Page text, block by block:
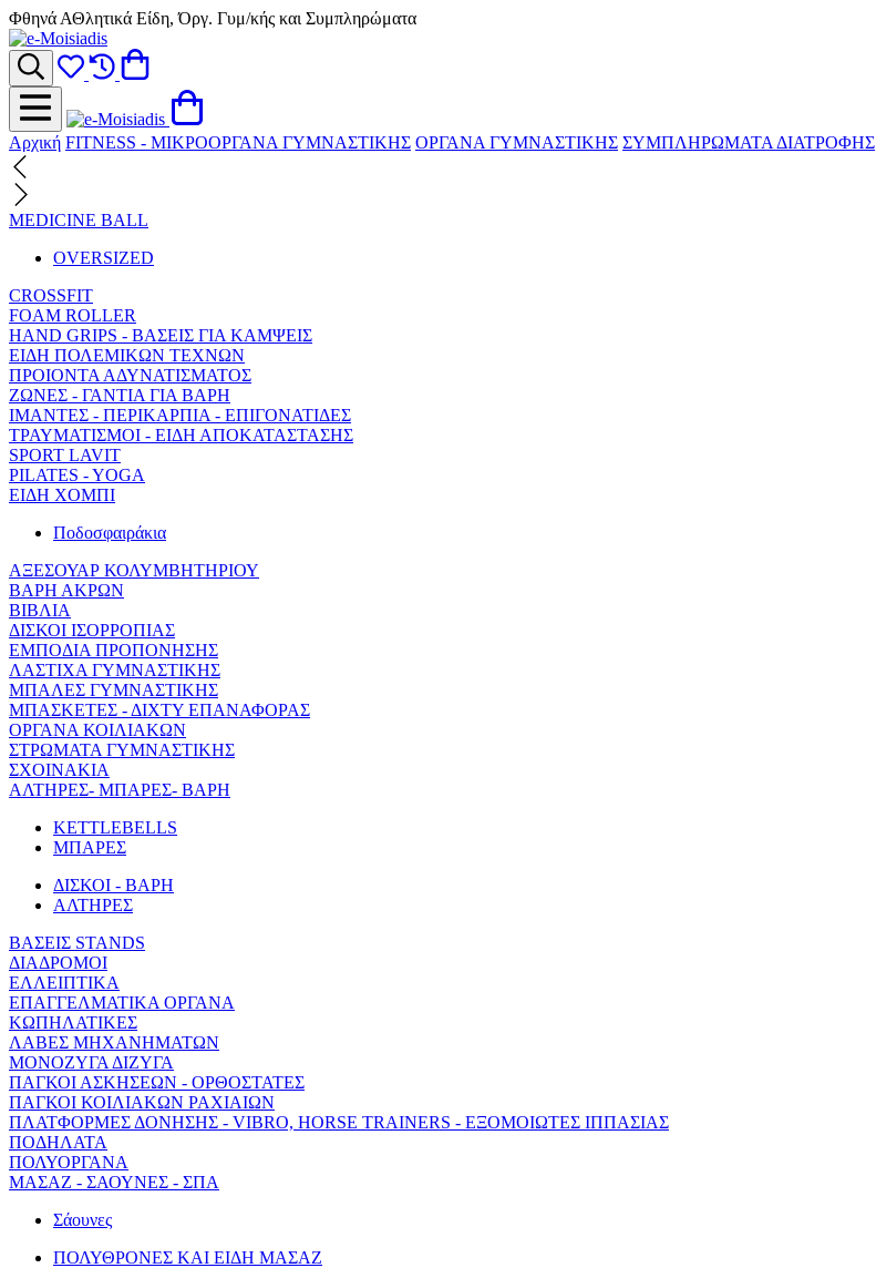
Φθηνά ΑΘλητικά Είδη, Όργ. Γυμ/κής και Συμπληρώματα
Αρχική FITNESS - ΜΙΚΡΟΟΡΓΑΝΑ ΓΥΜΝΑΣΤΙΚΗΣ ΟΡΓΑΝΑ ΓΥΜΝΑΣΤΙΚΗΣ ΣΥΜΠΛΗΡΩΜΑΤΑ ΔΙΑΤΡΟΦΗΣ
MEDICINE BALL
OVERSIZED
CROSSFIT
FOAM ROLLER
HAND GRIPS - ΒΑΣΕΙΣ ΓΙΑ ΚΑΜΨΕΙΣ
ΕΙΔΗ ΠΟΛΕΜΙΚΩΝ ΤΕΧΝΩΝ
ΠΡΟΙΟΝΤΑ ΑΔΥΝΑΤΙΣΜΑΤΟΣ
ΖΩΝΕΣ - ΓΑΝΤΙΑ ΓΙΑ ΒΑΡΗ
ΙΜΑΝΤΕΣ - ΠΕΡΙΚΑΡΠΙΑ - ΕΠΙΓΟΝΑΤΙΔΕΣ
ΤΡΑΥΜΑΤΙΣΜΟΙ - ΕΙΔΗ ΑΠΟΚΑΤΑΣΤΑΣΗΣ
SPORT LAVIT
PILATES - YOGA
ΕΙΔΗ ΧΟΜΠΙ
Ποδοσφαιράκια
ΑΞΕΣΟΥΑΡ ΚΟΛΥΜΒΗΤΗΡΙΟΥ
ΒΑΡΗ ΑΚΡΩΝ
ΒΙΒΛΙΑ
ΔΙΣΚΟΙ ΙΣΟΡΡΟΠΙΑΣ
ΕΜΠΟΔΙΑ ΠΡΟΠΟΝΗΣΗΣ
ΛΑΣΤΙΧΑ ΓΥΜΝΑΣΤΙΚΗΣ
ΜΠΑΛΕΣ ΓΥΜΝΑΣΤΙΚΗΣ
ΜΠΑΣΚΕΤΕΣ - ΔΙΧΤΥ ΕΠΑΝΑΦΟΡΑΣ
ΟΡΓΑΝΑ ΚΟΙΛΙΑΚΩΝ
ΣΤΡΩΜΑΤΑ ΓΥΜΝΑΣΤΙΚΗΣ
ΣΧΟΙΝΑΚΙΑ
ΑΛΤΗΡΕΣ- ΜΠΑΡΕΣ- ΒΑΡΗ
KETTLEBELLS
ΜΠΑΡΕΣ
ΔΙΣΚΟΙ - ΒΑΡΗ
ΑΛΤΗΡΕΣ
ΒΑΣΕΙΣ STANDS
ΔΙΑΔΡΟΜΟΙ
ΕΛΛΕΙΠΤΙΚΑ
ΕΠΑΓΓΕΛΜΑΤΙΚΑ ΟΡΓΑΝΑ
ΚΩΠΗΛΑΤΙΚΕΣ
ΛΑΒΕΣ ΜΗΧΑΝΗΜΑΤΩΝ
ΜΟΝΟΖΥΓΑ ΔΙΖΥΓΑ
ΠΑΓΚΟΙ ΑΣΚΗΣΕΩΝ - ΟΡΘΟΣΤΑΤΕΣ
ΠΑΓΚΟΙ ΚΟΙΛΙΑΚΩΝ ΡΑΧΙΑΙΩΝ
ΠΛΑΤΦΟΡΜΕΣ ΔΟΝΗΣΗΣ - VIBRO, HORSE TRAINERS - ΕΞΟΜΟΙΩΤΕΣ ΙΠΠΑΣΙΑΣ
ΠΟΔΗΛΑΤΑ
ΠΟΛΥΟΡΓΑΝΑ
ΜΑΣΑΖ - ΣΑΟΥΝΕΣ - ΣΠΑ
Σάουνες
ΠΟΛΥΘΡΟΝΕΣ ΚΑΙ ΕΙΔΗ ΜΑΣΑΖ